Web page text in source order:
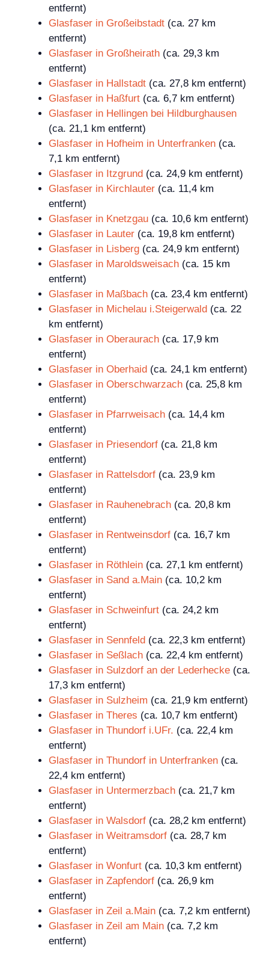
entfernt)
Glasfaser in Großeibstadt (ca. 27 km
entfernt)
Glasfaser in Großheirath (ca. 29,3 km
entfernt)
Glasfaser in Hallstadt (ca. 27,8 km entfernt)
Glasfaser in Haßfurt (ca. 6,7 km entfernt)
Glasfaser in Hellingen bei Hildburghausen
(ca. 21,1 km entfernt)
Glasfaser in Hofheim in Unterfranken (ca.
7,1 km entfernt)
Glasfaser in Itzgrund (ca. 24,9 km entfernt)
Glasfaser in Kirchlauter (ca. 11,4 km
entfernt)
Glasfaser in Knetzgau (ca. 10,6 km entfernt)
Glasfaser in Lauter (ca. 19,8 km entfernt)
Glasfaser in Lisberg (ca. 24,9 km entfernt)
Glasfaser in Maroldsweisach (ca. 15 km
entfernt)
Glasfaser in Maßbach (ca. 23,4 km entfernt)
Glasfaser in Michelau i.Steigerwald (ca. 22
km entfernt)
Glasfaser in Oberaurach (ca. 17,9 km
entfernt)
Glasfaser in Oberhaid (ca. 24,1 km entfernt)
Glasfaser in Oberschwarzach (ca. 25,8 km
entfernt)
Glasfaser in Pfarrweisach (ca. 14,4 km
entfernt)
Glasfaser in Priesendorf (ca. 21,8 km
entfernt)
Glasfaser in Rattelsdorf (ca. 23,9 km
entfernt)
Glasfaser in Rauhenebrach (ca. 20,8 km
entfernt)
Glasfaser in Rentweinsdorf (ca. 16,7 km
entfernt)
Glasfaser in Röthlein (ca. 27,1 km entfernt)
Glasfaser in Sand a.Main (ca. 10,2 km
entfernt)
Glasfaser in Schweinfurt (ca. 24,2 km
entfernt)
Glasfaser in Sennfeld (ca. 22,3 km entfernt)
Glasfaser in Seßlach (ca. 22,4 km entfernt)
Glasfaser in Sulzdorf an der Lederhecke (ca.
17,3 km entfernt)
Glasfaser in Sulzheim (ca. 21,9 km entfernt)
Glasfaser in Theres (ca. 10,7 km entfernt)
Glasfaser in Thundorf i.UFr. (ca. 22,4 km
entfernt)
Glasfaser in Thundorf in Unterfranken (ca.
22,4 km entfernt)
Glasfaser in Untermerzbach (ca. 21,7 km
entfernt)
Glasfaser in Walsdorf (ca. 28,2 km entfernt)
Glasfaser in Weitramsdorf (ca. 28,7 km
entfernt)
Glasfaser in Wonfurt (ca. 10,3 km entfernt)
Glasfaser in Zapfendorf (ca. 26,9 km
entfernt)
Glasfaser in Zeil a.Main (ca. 7,2 km entfernt)
Glasfaser in Zeil am Main (ca. 7,2 km
entfernt)